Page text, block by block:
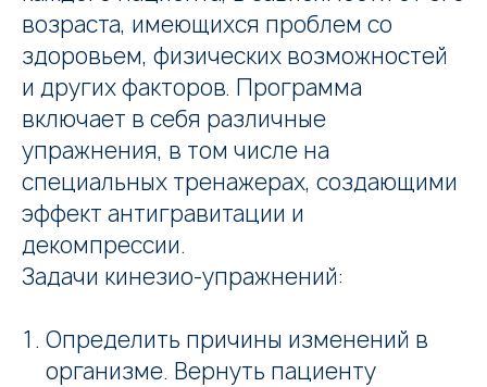
возраста, имеющихся проблем со
здоровьем, физических возможностей
и других факторов. Программа
включает в себя различные
упражнения, в том числе на
специальных тренажерах, создающими
эффект антигравитации и
декомпрессии.
Задачи кинезио-упражнений:
Определить причины изменений в
организме. Вернуть пациенту